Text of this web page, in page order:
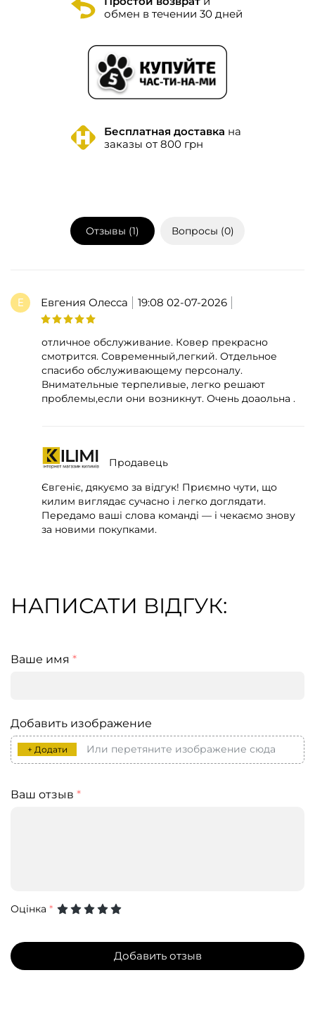
обмен в течении 30 дней
Бесплатная доставка на
заказы от 800 грн
Отзывы (1) Вопросы (0)
Евгения Олесса 19:08 02-07-2026
отличное обслуживание. Ковер прекрасно
смотрится. Современный,легкий. Отдельное
спасибо обслуживающему персоналу.
Внимательные терпеливые, легко решают
проблемы,если они возникнут. Очень доаольна .
Продавець
Євгеніє, дякуємо за відгук! Приємно чути, що
килим виглядає сучасно і легко доглядати.
Передамо ваші слова команді — і чекаємо знову
за новими покупками.
НАПИСАТИ ВІДГУК:
Ваше имя *
Добавить изображение
+ Додати Или перетяните изображение сюда
Ваш отзыв *
Оцінка *
Добавить отзыв